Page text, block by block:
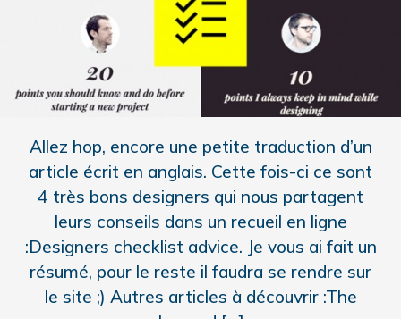
Allez hop, encore une petite traduction d’un
article écrit en anglais. Cette fois-ci ce sont
4 très bons designers qui nous partagent
leurs conseils dans un recueil en ligne
:Designers checklist advice. Je vous ai fait un
résumé, pour le reste il faudra se rendre sur
le site ;) Autres articles à découvrir :The